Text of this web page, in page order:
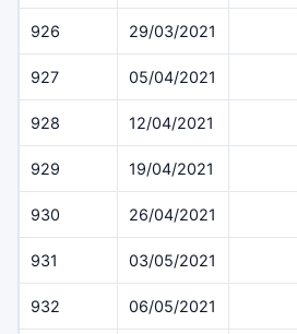
926 29/03/2021
927 05/04/2021
928 12/04/2021
929 19/04/2021
930 26/04/2021
931 03/05/2021
932 06/05/2021